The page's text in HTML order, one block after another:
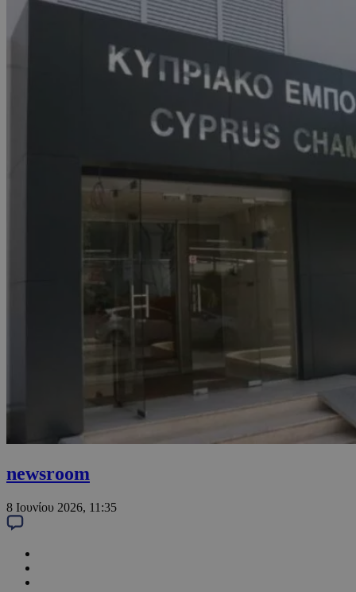
newsroom
8 Ιουνίου 2026, 11:35